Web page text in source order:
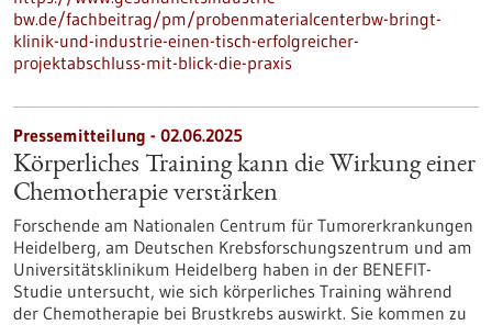
bw.de/fachbeitrag/pm/probenmaterialcenterbw-bringt-
klinik-und-industrie-einen-tisch-erfolgreicher-
projektabschluss-mit-blick-die-praxis
Pressemitteilung - 02.06.2025
Körperliches Training kann die Wirkung einer
Chemotherapie verstärken
Forschende am Nationalen Centrum für Tumorerkrankungen
Heidelberg, am Deutschen Krebsforschungszentrum und am
Universitätsklinikum Heidelberg haben in der BENEFIT-
Studie untersucht, wie sich körperliches Training während
der Chemotherapie bei Brustkrebs auswirkt. Sie kommen zu